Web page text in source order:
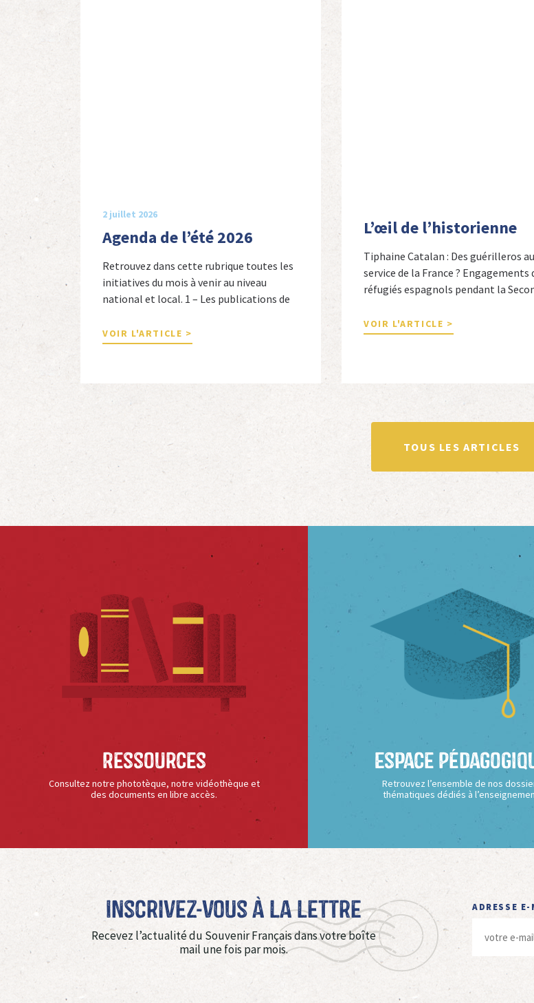
2 juillet 2026
Agenda de l’été 2026
Retrouvez dans cette rubrique toutes les
initiatives du mois à venir au niveau
national et local. 1 – Les publications de
Combattants de l’Empire : 1939-1945,
Michel Cordeboeuf, Christophe Touron et
2026. Ils venaient d’Afrique du Nord,
d’Afrique subsaharienne et des autres […]
VOIR L'ARTICLE >
L’œil de l’historienne
Tiphaine Catalan : Des guérilleros au
service de la France ? Engagements
réfugiés espagnols pendant la
professeure agrégée d’espagnol
secondaire et docteure en études
en Limousin et a particulièrement
leur accueil après la guerre
leur […]
VOIR L'ARTICLE >
TOUS LES ARTICLES
Ressources
Consultez notre phototèque, notre vidéothèque et
des documents en libre accès.
Espace
Retrouvez l’ensemble de nos
thématiques dédiés à
Inscrivez-vous à La Lettre
Recevez l’actualité du Souvenir Français dans votre boîte
mail une fois par mois.
ADRESSE E-